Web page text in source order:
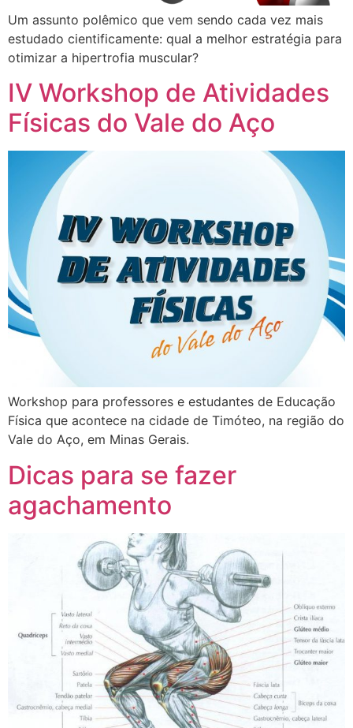
Um assunto polêmico que vem sendo cada vez mais
estudado cientificamente: qual a melhor estratégia para
otimizar a hipertrofia muscular?
IV Workshop de Atividades
Físicas do Vale do Aço
Workshop para professores e estudantes de Educação
Física que acontece na cidade de Timóteo, na região do
Vale do Aço, em Minas Gerais.
Dicas para se fazer
agachamento